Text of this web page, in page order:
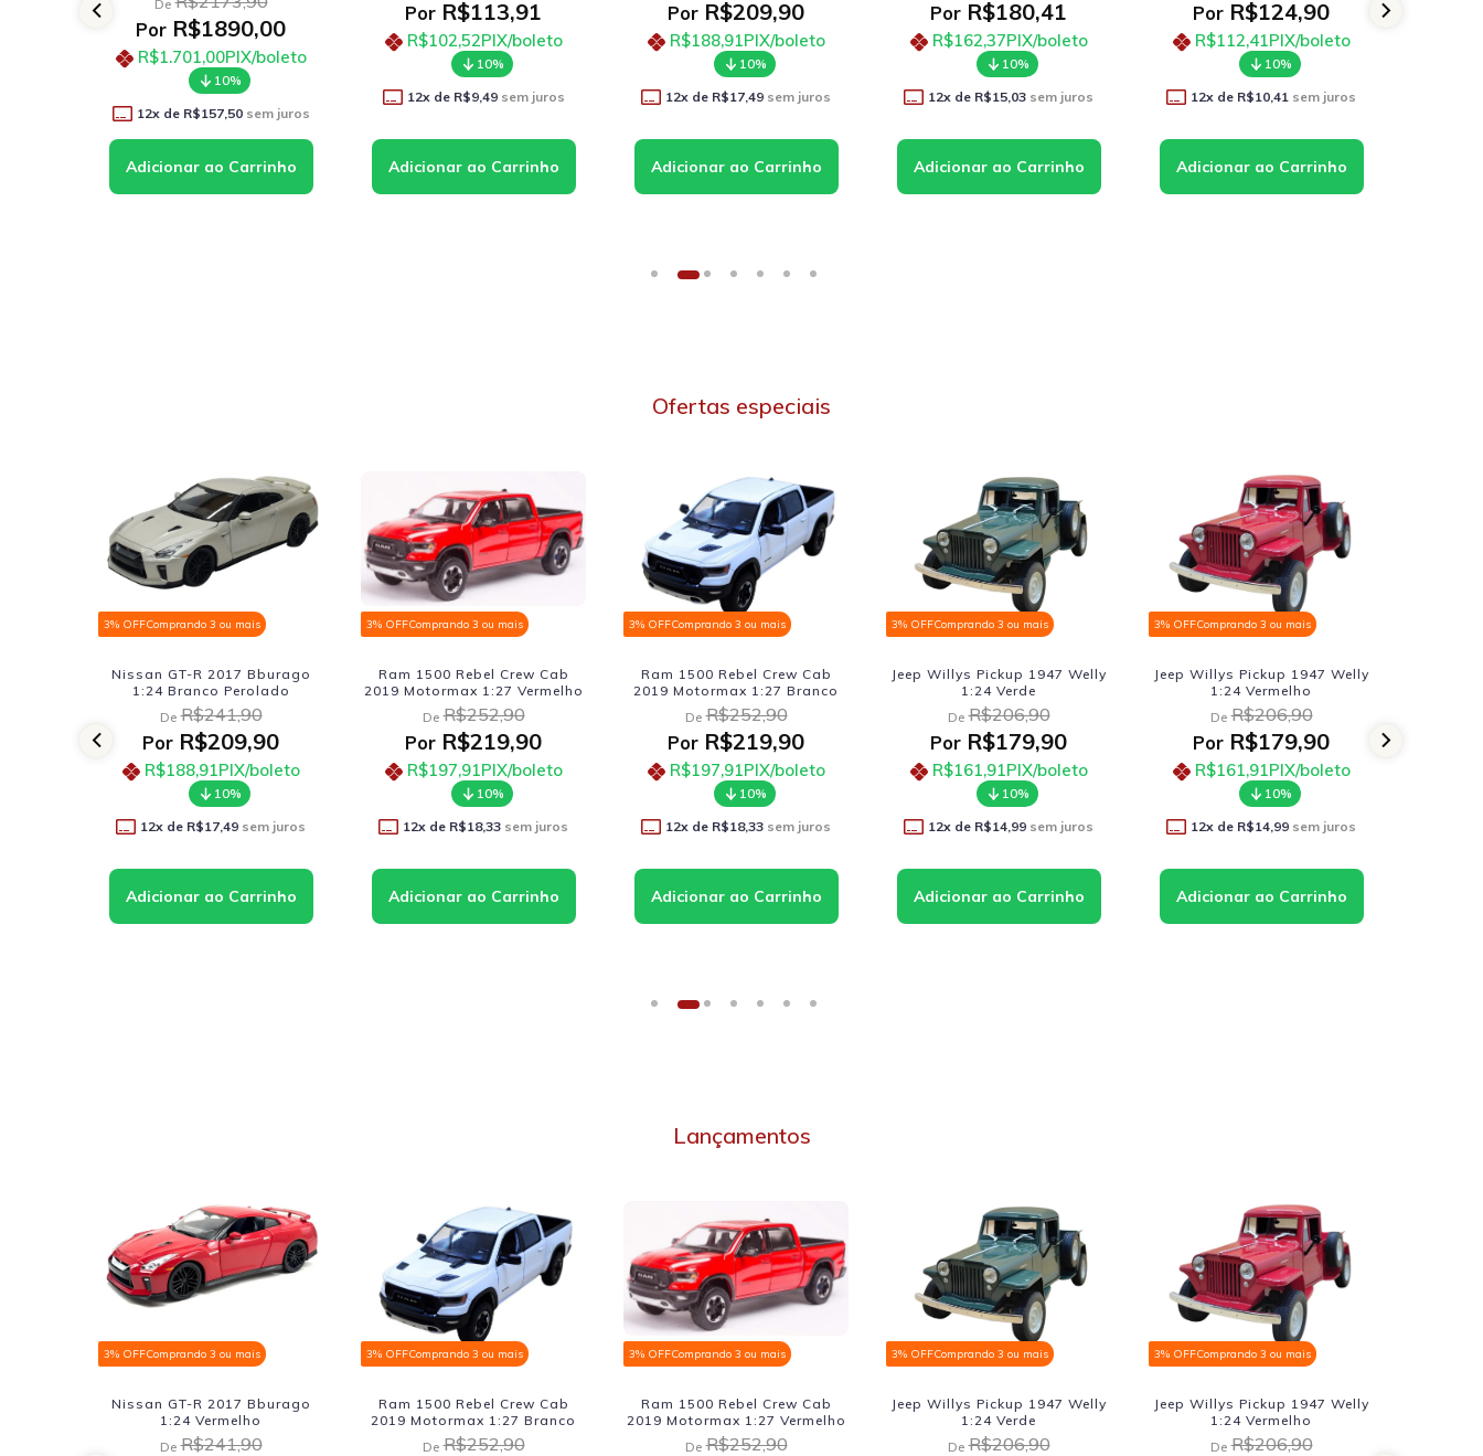
De
Por R$1890,00
R$1.701,00PIX/boleto
10%
12x de R$157,50sem juros
Por R$113,91
R$102,52PIX/boleto
10%
12x de R$9,49sem juros
Por R$209,90
R$188,91PIX/boleto
10%
12x de R$17,49 sem juros
Por R$180,41
R$162,37PIX/boleto
10%
12x de R$15,03 sem juros
Por R$124,90
R$112,41PIX/boleto
10%
12x de R$10,41 sem juros
Ofertas especiais
Comprando 3 ou mais
Nissan GT-R 2017 Bburago
1:24 Branco Perolado
R$241,90
PorR$209,90
R$188,91 PIX/boleto
R$17,49sem juros
Comprando 3 ou mais
Ram 1500 Rebel Crew Cab
2019 Motormax 1:27 Vermelho
R$252,90
R$219,90
R$197,91 PIX/boleto
R$18,33sem juros
Comprando 3 ou mais
Ram 1500 Rebel Crew Cab
2019 Motormax 1:27 Branco
R$252,90
R$219,90
R$197,91 PIX/boleto
R$18,33sem juros
Comprando 3 ou mais
Jeep Willys Pickup 1947 Welly
R$206,90
R$179,90
R$161,91 PIX/boleto
R$14,99sem juros
Comprando 3 ou mais
Jeep Willys Pickup 1947 Welly
1:24 Vermelho
R$206,90
R$179,90
R$161,91 PIX/boleto
R$14,99sem juros
Por
Lançamentos
3% OFFComprando 3 ou mais
Ram 1500 Rebel Crew Cab
2019 Motormax 1:27 Branco
De R$252,90
3% OFFComprando 3 ou mais
Ram 1500 Rebel Crew Cab
2019 Motormax 1:27 Vermelho
De R$252,90
3% OFFComprando 3 ou mais
Jeep Willys Pickup 1947 Welly
1:24 Verde
De R$206,90
3% OFFComprando 3 ou mais
Jeep Willys Pickup 1947 Welly
1:24 Vermelho
De R$206,90
3% OFFComprando 3 ou mais
Kombi Clássica 1962
Kinsmart 1:32 Amarelo Claro
De R$68,90